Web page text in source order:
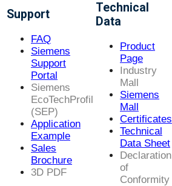
Support
FAQ
Siemens
Support
Portal
Siemens
EcoTechProfil
(SEP)
Application
Example
Sales
Brochure
3D PDF
Technical
Data
Product
Page
Industry
Mall
Siemens
Mall
Certificates
Technical
Data Sheet
Declaration
of
Conformity